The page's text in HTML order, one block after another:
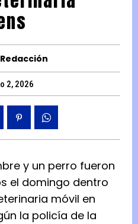
Redacción
2, 2026
y un perro fueron
el domingo dentro
móvil en
la policía de la